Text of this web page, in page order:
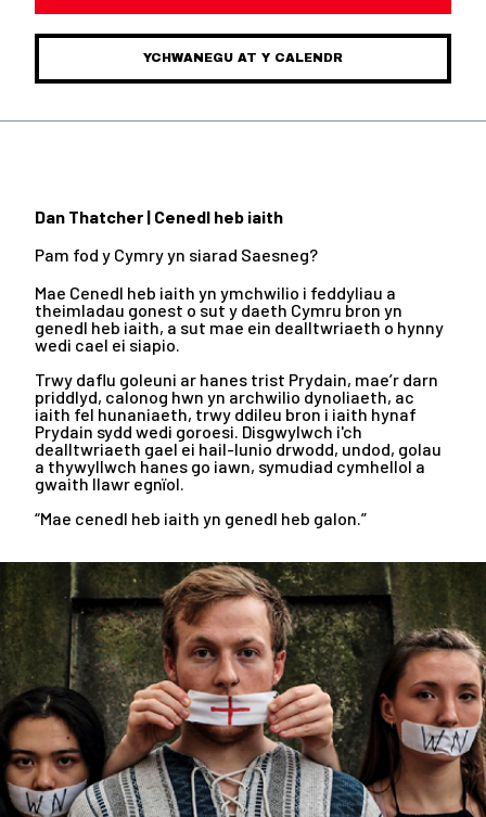
YCHWANEGU AT Y CALENDR
Dan Thatcher | Cenedl heb iaith
Pam fod y Cymry yn siarad Saesneg?
Mae Cenedl heb iaith yn ymchwilio i feddyliau a
theimladau gonest o sut y daeth Cymru bron yn
genedl heb iaith, a sut mae ein dealltwriaeth o hynny
wedi cael ei siapio.
Trwy daflu goleuni ar hanes trist Prydain, mae’r darn
priddlyd, calonog hwn yn archwilio dynoliaeth, ac
iaith fel hunaniaeth, trwy ddileu bron i iaith hynaf
Prydain sydd wedi goroesi. Disgwylwch i'ch
dealltwriaeth gael ei hail-lunio drwodd, undod, golau
a thywyllwch hanes go iawn, symudiad cymhellol a
gwaith llawr egnïol.
“Mae cenedl heb iaith yn genedl heb galon.”